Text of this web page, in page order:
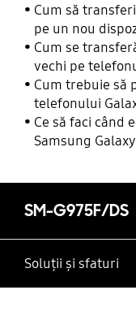
Cum să
pe un nou
Cum se
vechi pe
Cum trebuie să
telefonului
Ce să faci când
Samsung
SM-G975F/DS
Soluții și sfaturi